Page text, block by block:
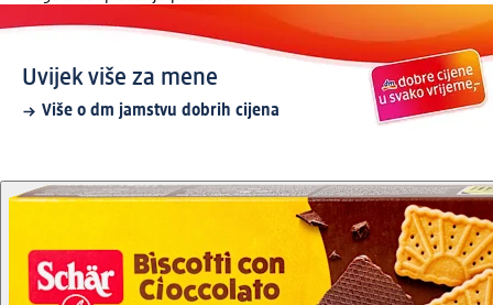
Uvijek više za mene
Više o dm jamstvu dobrih cijena